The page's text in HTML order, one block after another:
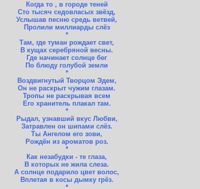
Когда то , в городе теней
Сто тысяч седовласых звёзд,
Услышав песню средь ветвей,
Пролили миллиарды слёз
*
Там, где туман рождает свет,
В кущах серебряной весны.
Где начинает солнце бег
По блюду голубой земли
*
Воздвигнутый Творцом Эдем,
Он не раскрыт чужим глазам.
Тропы не раскрывая всем
Его хранитель плакал там.
*
Рыдал, узнавший вкус Любви,
Затравлен он шипами слёз.
Ты Ангелом его зови,
Рождён из ароматов роз.
*
Как незабудки - те глаза,
В которых не жила слеза.
А солнце подарило цвет волос,
Вплетая в косы дымку грёз.
*